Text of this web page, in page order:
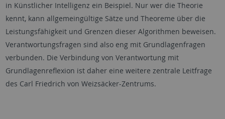
in Künstlicher Intelligenz ein Beispiel. Nur wer die Theorie
kennt, kann allgemeingültige Sätze und Theoreme über die
Leistungsfähigkeit und Grenzen dieser Algorithmen beweisen.
Verantwortungsfragen sind also eng mit Grundlagenfragen
verbunden. Die Verbindung von Verantwortung mit
Grundlagenreflexion ist daher eine weitere zentrale Leitfrage
des Carl Friedrich von Weizsäcker-Zentrums.